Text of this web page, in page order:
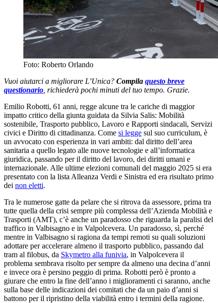
Foto: Roberto Orlando
Vuoi aiutarci a migliorare L’Unica? Compila questo breve
questionario , richiederà pochi minuti del tuo tempo. Grazie.
Emilio Robotti, 61 anni, regge alcune tra le cariche di maggior
impatto critico della giunta guidata da Silvia Salis: Mobilità
sostenibile, Trasporto pubblico, Lavoro e Rapporti sindacali, Servizi
civici e Diritto di cittadinanza. Come si legge sul suo curriculum, è
un avvocato con esperienza in vari ambiti: dal diritto dell’area
sanitaria a quello legato alle nuove tecnologie e all’informatica
giuridica, passando per il diritto del lavoro, dei diritti umani e
internazionale. Alle ultime elezioni comunali del maggio 2025 si era
presentato con la lista Alleanza Verdi e Sinistra ed era risultato primo
dei non eletti.
Tra le numerose gatte da pelare che si ritrova da assessore, prima tra
tutte quella della crisi sempre più complessa dell’Azienda Mobilità e
Trasporti (AMT), c’è anche un paradosso che riguarda la paralisi del
traffico in Valbisagno e in Valpolcevera. Un paradosso, sì, perché
mentre in Valbisagno si ragiona da tempi remoti su quali soluzioni
adottare per accelerare almeno il trasporto pubblico, passando dal
tram al filobus, da Skymetro alla funivia, in Valpolcevera il
problema sembrava risolto per sempre da almeno una decina d’anni
e invece ora è persino peggio di prima. Robotti però è pronto a
giurare che entro la fine dell’anno i miglioramenti ci saranno, anche
sulla base delle indicazioni dei comitati che da un paio d’anni si
battono per il ripristino della viabilità entro i termini della ragione.